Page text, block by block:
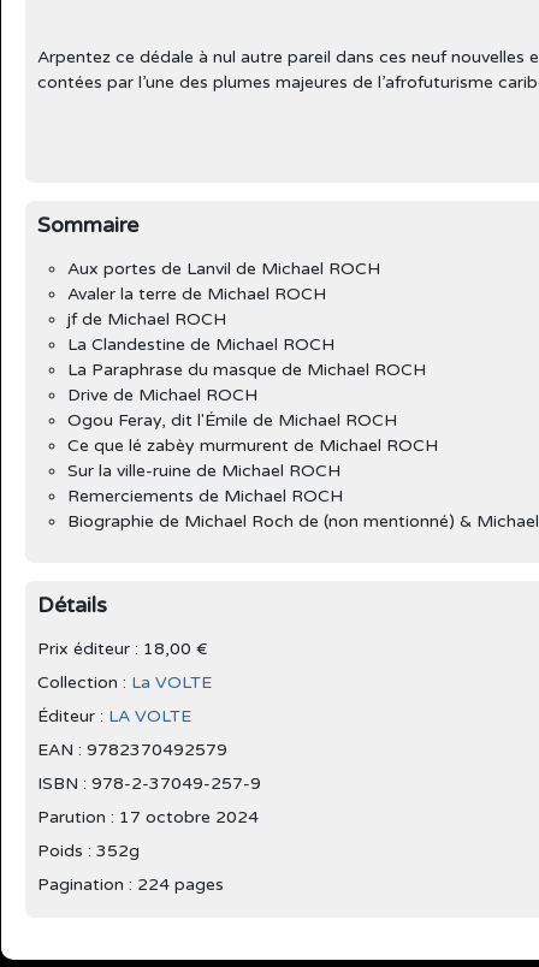
Arpentez ce dédale à nul autre pareil dans ces neuf nouvelles
contées par l’une des plumes majeures de l’afrofuturisme
Sommaire
Aux portes de Lanvil de Michael ROCH
Avaler la terre de Michael ROCH
jf de Michael ROCH
La Clandestine de Michael ROCH
La Paraphrase du masque de Michael ROCH
Drive de Michael ROCH
Ogou Feray, dit l'Émile de Michael ROCH
Ce que lé zabèy murmurent de Michael ROCH
Sur la ville-ruine de Michael ROCH
Remerciements de Michael ROCH
Biographie de Michael Roch de (non mentionné) &
Détails
Prix éditeur : 18,00 €
Collection : La VOLTE
Éditeur : LA VOLTE
EAN : 9782370492579
ISBN : 978-2-37049-257-9
Parution : 17 octobre 2024
Poids : 352g
Pagination : 224 pages